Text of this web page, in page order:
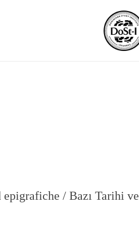
/ Bazı Tarihi ve